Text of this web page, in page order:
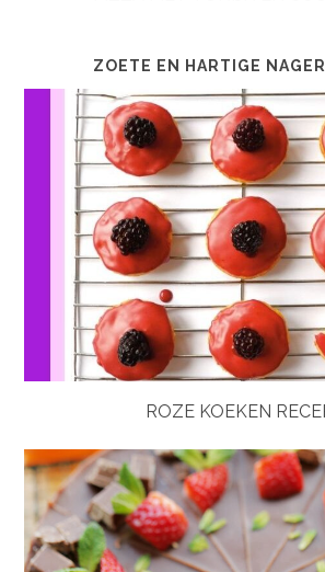
ZOETE EN HARTIGE
ROZE KOEKEN